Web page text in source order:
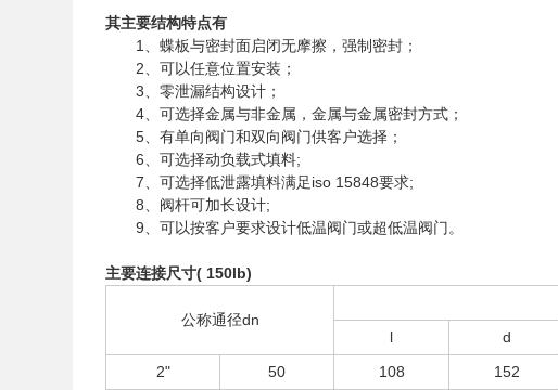
其主要结构特点有
1、蝶板与密封面启闭无摩擦，强制密封；
2、可以任意位置安装；
3、零泄漏结构设计；
4、可选择金属与非金属，金属与金属密封方式；
5、有单向阀门和双向阀门供客户选择；
6、可选择动负载式填料;
7、可选择低泄露填料满足iso 15848要求;
8、阀杆可加长设计;
9、可以按客户要求设计低温阀门或超低温阀门。
主要连接尺寸( 150lb)
公称通径dn
l
d
2"
50 108 152